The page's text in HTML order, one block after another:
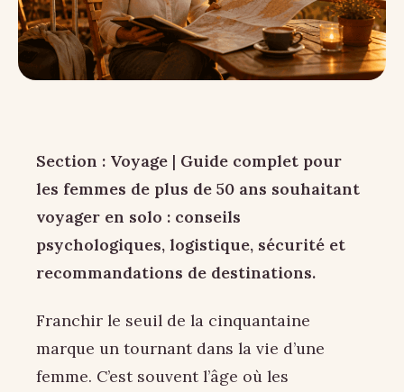
Section : Voyage | Guide complet pour
les femmes de plus de 50 ans souhaitant
voyager en solo : conseils
psychologiques, logistique, sécurité et
recommandations de destinations.
Franchir le seuil de la cinquantaine
marque un tournant dans la vie d’une
femme. C’est souvent l’âge où les